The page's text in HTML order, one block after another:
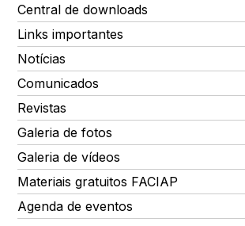
Central de downloads
Links importantes
Notícias
Comunicados
Revistas
Galeria de fotos
Galeria de vídeos
Materiais gratuitos FACIAP
Agenda de eventos